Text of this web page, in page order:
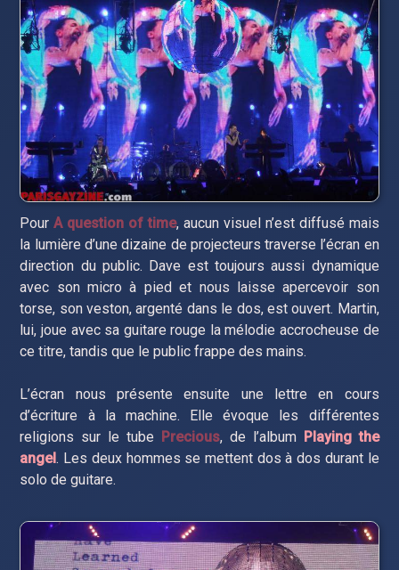
PourA question of time, aucun visuel n’est diffusé mais
la lumière d’une dizaine de projecteurs traverse l’écran en
direction du public. Dave est toujours aussi dynamique
avec son micro à pied et nous laisse apercevoir son
torse, son veston, argenté dans le dos, est ouvert. Martin,
lui, joue avec sa guitare rouge la mélodie accrocheuse de
ce titre, tandis que le public frappe des mains.
L’écran nous présente ensuite une lettre en cours
d’écriture à la machine. Elle évoque les différentes
religions sur le tube
Precious, de l’album Playing the
angel. Les deux hommes se mettent dos à dos durant le
solo de guitare.